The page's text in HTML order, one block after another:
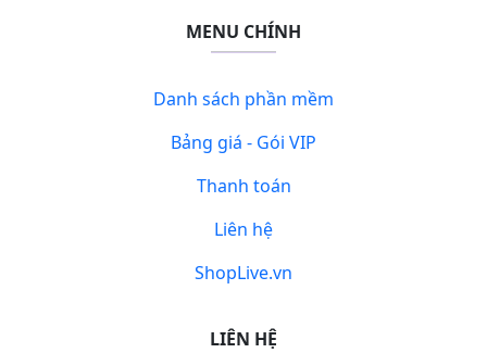
MENU CHÍNH
Danh sách phần mềm
Bảng giá - Gói VIP
Thanh toán
Liên hệ
ShopLive.vn
LIÊN HỆ